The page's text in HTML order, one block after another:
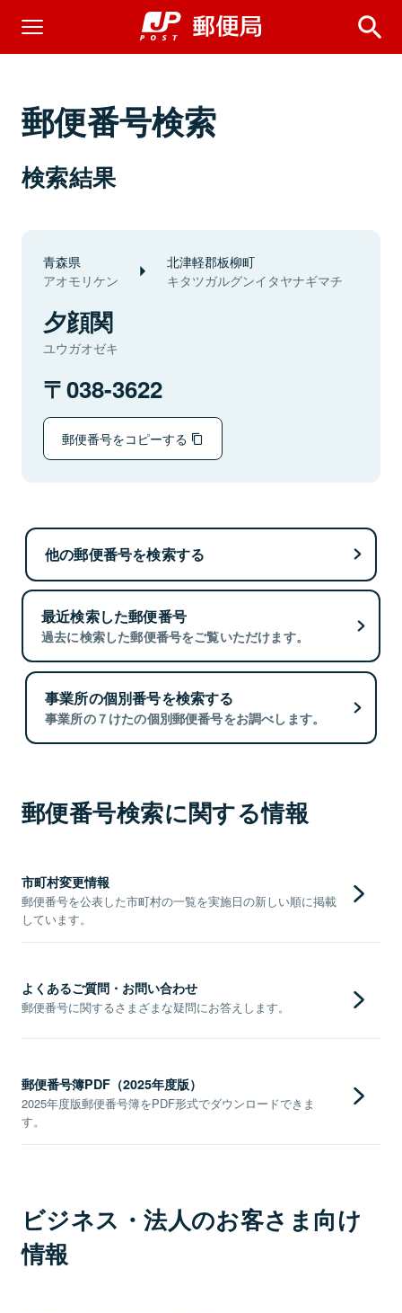
郵便番号検索
検索結果
青森県
アオモリケン
北津軽郡板柳町
キタツガルグンイタヤナギマチ
夕顔関
ユウガオゼキ
038-3622
郵便番号をコピーする
他の郵便番号を検索する
最近検索した郵便番号
過去に検索した郵便番号をご覧いただけます。
事業所の個別番号を検索する
事業所の７けたの個別郵便番号をお調べします。
郵便番号検索に関する情報
市町村変更情報
郵便番号を公表した市町村の一覧を実施日の新しい順に掲載
しています。
よくあるご質問・お問い合わせ
郵便番号に関するさまざまな疑問にお答えします。
郵便番号簿PDF（2025年度版）
2025年度版郵便番号簿をPDF形式でダウンロードできま
す。
ビジネス・法人のお客さま向け
情報